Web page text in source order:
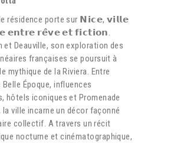
résidence porte sur 𝗡𝗶𝗰𝗲, 𝘃𝗶𝗹𝗹𝗲
𝗲𝗻𝘁𝗿𝗲 𝗿𝗲̂𝘃𝗲 𝗲𝘁 𝗳𝗶𝗰𝘁𝗶𝗼𝗻.
et Deauville, son exploration des
françaises se poursuit à
mythique de la Riviera. Entre
Époque, influences
hôtels iconiques et Promenade
la ville incarne un décor façonné
collectif. A travers un récit
nocturne et cinématographique,